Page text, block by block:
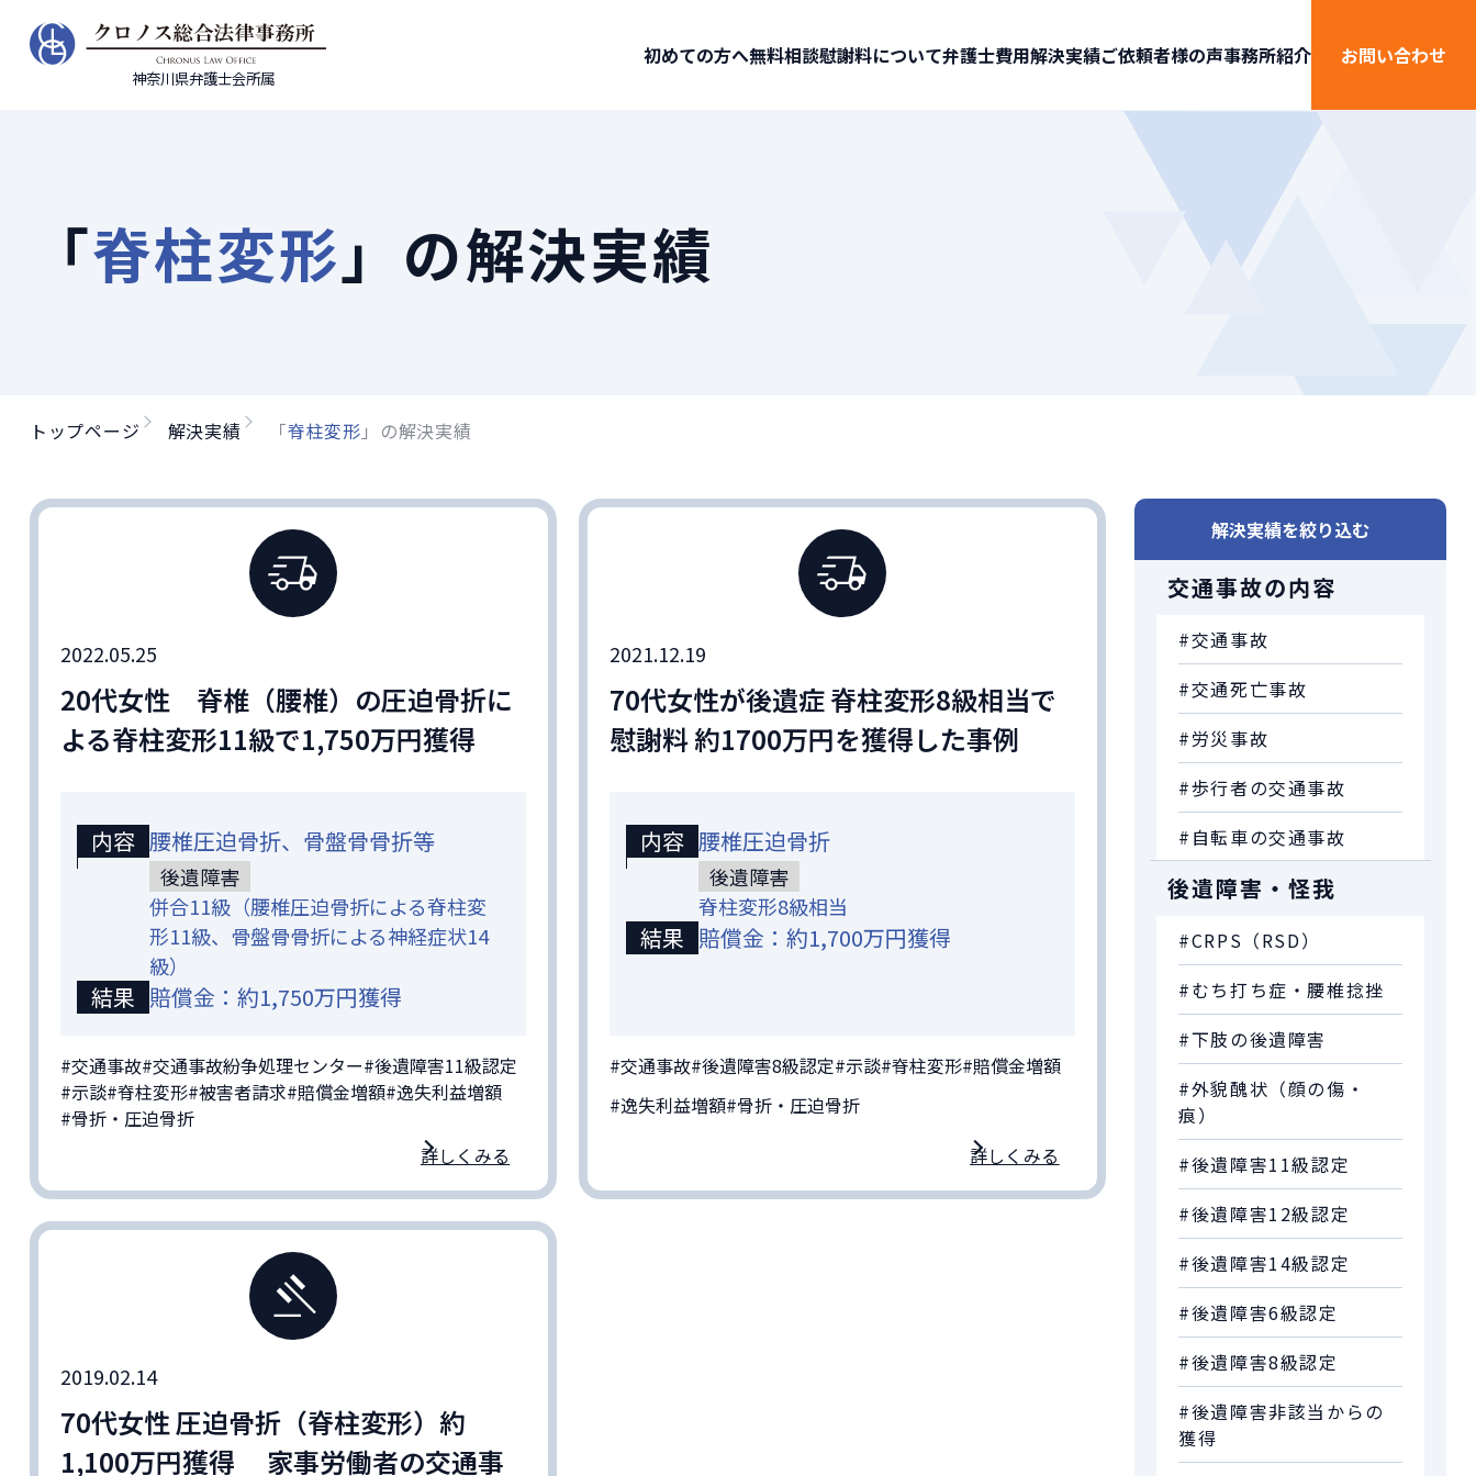
神奈川県弁護士会所属
初めての方へ無料相談慰謝料について弁護士費用解決実績ご依頼者様の声事務所紹介 お問い合わせ
「脊柱変形 」の解決実績
トップページ 解決実績 「脊柱変形 」の解決実績
2022.05.25
20代女性 脊椎（腰椎）の圧迫骨折に
よる脊柱変形11級で1,750万円獲得
内容 腰椎圧迫骨折、骨盤骨骨折等
後遺障害
併合11級（腰椎圧迫骨折による脊柱変
形11級、骨盤骨骨折による神経症状14
級）
結果 賠償金：約1,750万円獲得
#交通事故#交通事故紛争処理センター#後遺障害11級認定
#示談#脊柱変形#被害者請求#賠償金増額#逸失利益増額
#骨折・圧迫骨折
詳しくみる
2021.12.19
70代女性が後遺症 脊柱変形8級相当で
慰謝料 約1700万円を獲得した事例
内容 腰椎圧迫骨折
後遺障害
脊柱変形8級相当
結果 賠償金：約1,700万円獲得
#交通事故#後遺障害8級認定#示談#脊柱変形#賠償金増額
#逸失利益増額#骨折・圧迫骨折
詳しくみる
2019.02.14
70代女性 圧迫骨折（脊柱変形）約
1,100万円獲得 家事労働者の交通事
解決実績を絞り込む
交通事故の内容
#交通事故
#交通死亡事故
#労災事故
#歩行者の交通事故
#自転車の交通事故
後遺障害・怪我
#CRPS（RSD）
#むち打ち症・腰椎捻挫
#下肢の後遺障害
#外貌醜状（顔の傷・
痕）
#後遺障害11級認定
#後遺障害12級認定
#後遺障害14級認定
#後遺障害6級認定
#後遺障害8級認定
#後遺障害非該当からの
獲得